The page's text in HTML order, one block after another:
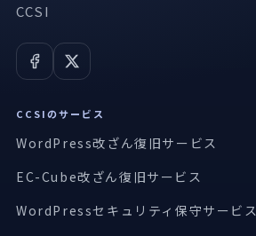
CCSI
CCSIのサービス
WordPress改ざん復旧サービス
EC-Cube改ざん復旧サービス
WordPressセキュリティ保守サービス